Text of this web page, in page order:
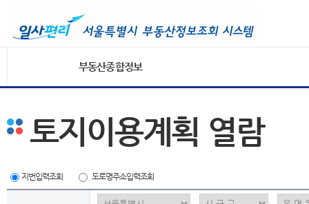
부동산종합정보
토지이용계획 열람
지번입력조회 도로명주소입력조회